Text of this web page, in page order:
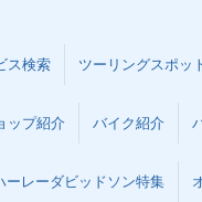
ス検索 ツーリングスポッ
ップ紹介 バイク紹介
ーレーダビッドソン特集